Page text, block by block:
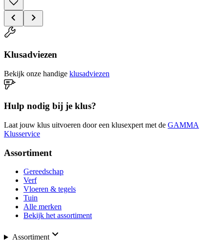
Klusadviezen
Bekijk onze handige klusadviezen
Hulp nodig bij je klus?
Laat jouw klus uitvoeren door een klusexpert met de GAMMA
Klusservice
Assortiment
Gereedschap
Verf
Vloeren & tegels
Tuin
Alle merken
Bekijk het assortiment
Assortiment